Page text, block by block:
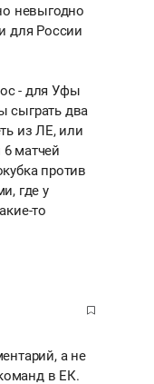
невыгодно
для России
- для Уфы
сыграть два
из ЛЕ, или
матчей
против
где у
то
а не
в ЕК.